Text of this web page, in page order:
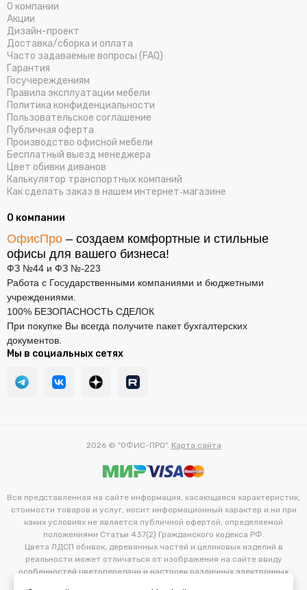
О компании
Акции
Дизайн-проект
Доставка/cборка и оплата
Часто задаваемые вопросы (FAQ)
Гарантия
Госучереждениям
Правила эксплуатации мебели
Политика конфиденциальности
Пользовательское соглашение
Публичная оферта
Производство офисной мебели
Бесплатный выезд менеджера
Цвет обивки диванов
Калькулятор транспортных компаний
Как сделать заказ в нашем интернет‑магазине
О компании
ОфисПро – создаем комфортные и стильные
офисы для вашего бизнеса!
ФЗ №44 и ФЗ №-223
Работа с Государственными компаниями и бюджетными
учреждениями.
100% БЕЗОПАСНОСТЬ СДЕЛОК
При покупке Вы всегда получите пакет бухгалтерских
документов.
Мы в социальных сетях
2026 © "ОФИС-ПРО". Карта сайта
Вся представленная на сайте информация, касающаяся характеристик,
стоимости товаров и услуг, носит информационный характер и ни при
каких условиях не является публичной офертой, определяемой
положениями Статьи 437(2) Гражданского кодекса РФ.
Цвета ЛДСП обивок, деревянных частей и целиковых изделий в
реальности может отличаться от изображения на сайте ввиду
особенностей цветопередачи и настроек различных электронных